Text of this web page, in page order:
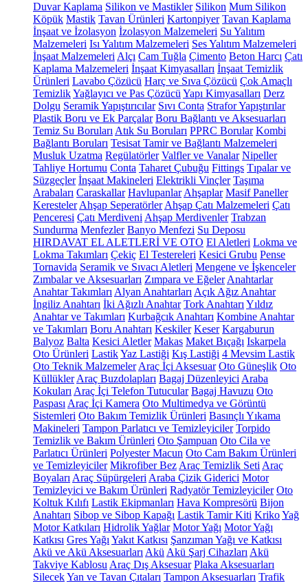
Duvar Kaplama Silikon ve Mastikler Silikon Mum Silikon
Köpük Mastik Tavan Ürünleri Kartonpiyer Tavan Kaplama
İnşaat ve İzolasyon İzolasyon Malzemeleri Su Yalıtım
Malzemeleri Isı Yalıtım Malzemeleri Ses Yalıtım Malzemeleri
İnşaat Malzemeleri Alçı Cam Tuğla Çimento Beton Harcı Çatı
Kaplama Malzemeleri İnşaat Kimyasalları İnşaat Temizlik
Ürünleri Lavabo Çözücü Harç ve Sıva Çözücü Çok Amaçlı
TemizlikYağlayıcı ve Pas Çözücü Yapı Kimyasalları Derz
Dolgu Seramik Yapıştırıcılar Sıvı Conta Strafor Yapıştırılar
Plastik Boru ve Ek Parçalar Boru Bağlantı ve Aksesuarları
Temiz Su Boruları Atık Su Boruları PPRC Borular Kombi
Bağlantı Boruları Tesisat Tamir ve Bağlantı Malzemeleri
Musluk Uzatma Regülatörler Valfler ve Vanalar Nipeller
Tahliye Hortumu Conta Taharet Çubuğu Fittings Tıpalar ve
Süzgeçler İnşaat Makineleri Elektrikli Vinçler Taşıma
Arabaları Caraskallar Havlupanlar Ahşaplar Masif Paneller
Keresteler Ahşap Seperatörler Ahşap Çatı Malzemeleri Çatı
Penceresi Çatı Merdiveni Ahşap Merdivenler Trabzan
Sundurma Menfezler Banyo Menfezi Su Deposu
HIRDAVAT EL ALETLERİ VE OTO El Aletleri Lokma ve
Lokma Takımları Çekiç El Testereleri Kesici Grubu Pense
Tornavida Seramik ve Sıvacı Aletleri Mengene ve İşkenceler
Zımbalar ve Aksesuarları Zımpara ve Eğeler Anahtarlar
Anahtar Takımları Alyan Anahtarları Açık Ağız Anahtar
İngiliz Anahtarı İki Ağızlı Anahtar Tork Anahtarı Yıldız
Anahtar ve Takımları Kurbağcık Anahtarı Kombine Anahtar
ve Takımları Boru Anahtarı Keskiler Keser Kargaburun
Balyoz Balta Kesici Aletler Makas Maket Bıçağı Iskarpela
Oto Ürünleri LastikYaz Lastiği Kış Lastiği 4 Mevsim Lastik
Oto Teknik Malzemeler Araç İçi Aksesuar Oto Güneşlik Oto
Küllükler Araç Buzdolapları Bagaj Düzenleyici Araba
Kokuları Araç İçi Telefon Tutucular Bagaj Havuzu Oto
Paspası Araç İçi Kamera Oto Multimedya ve Görüntü
Sistemleri Oto Bakım Temizlik Ürünleri Basınçlı Yıkama
Makineleri Tampon Parlatıcı ve Temizleyiciler Torpido
Temizlik ve Bakım Ürünleri Oto Şampuan Oto Cila ve
Parlatıcı Ürünleri Polyester Macun Oto Cam Bakım Ürünleri
ve Temizleyiciler Mikrofiber Bez Araç Temizlik Seti Araç
Boyaları Araç Süpürgeleri Araba Çizik Giderici Motor
Temizleyici ve Bakım Ürünleri Radyatör Temizleyiciler Oto
Koltuk Kılıfı Lastik Ekipmanları Hava Kompresörü Bijon
Anahtarı Sibop ve Sibop Kapağı Lastik Tamir Kiti KrikoYağ
Motor Katkıları Hidrolik Yağlar Motor Yağı Motor Yağı
Katkısı Gres Yağı Yakıt Katkısı Şanzıman Yağı ve Katkısı
Akü ve Akü Aksesuarları Akü Akü Şarj Cihazları Akü
Takviye Kablosu Araç Dış Aksesuar Plaka Aksesuarları
SilecekYan ve Tavan Çıtaları Tampon Aksesuarları Trafik